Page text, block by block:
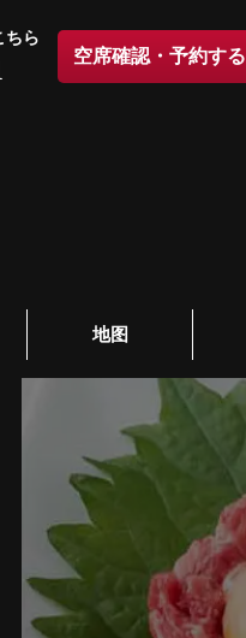
ちら
空席確認・予約する
地图